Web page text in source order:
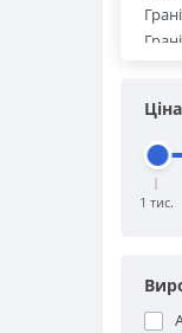
Ціна
1 тис.